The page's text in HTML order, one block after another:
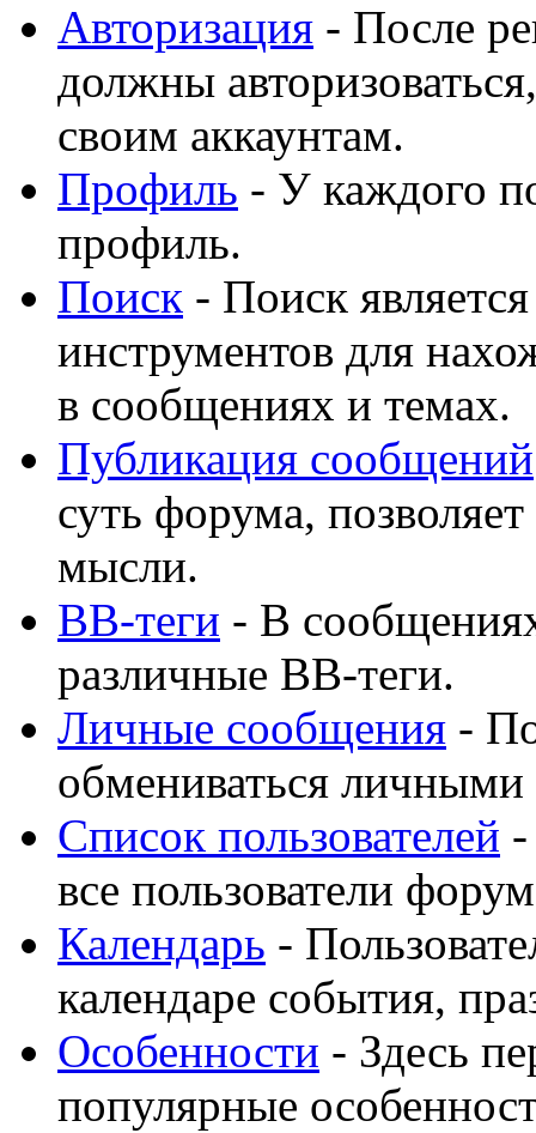
Авторизация - После
должны
своим аккаунтам.
Профиль - У каждого
профиль.
Поиск - Поиск
инструментов для
в сообщениях и темах.
Публикация сообщений
суть форума,
мысли.
BB-теги - В
различные BB-теги.
Личные сообщения -
обмениваться
Список пользователей
все пользователи
Календарь -
календаре события,
Особенности - Здесь
популярные